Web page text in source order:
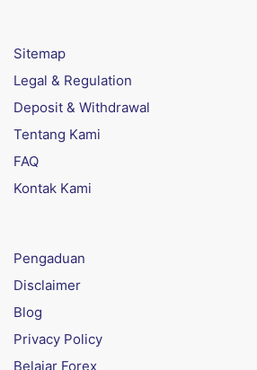
Sitemap
Legal & Regulation
Deposit & Withdrawal
Tentang Kami
FAQ
Kontak Kami
Pengaduan
Disclaimer
Blog
Privacy Policy
Belajar Forex